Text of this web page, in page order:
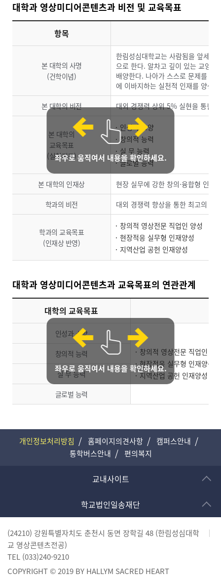
대학과 영상미디어콘텐츠과 비전 및 교육목표
항목
본 대학의 사명
(건학이념)
한림성심대학교는 사람됨을 앞세운
으로 한다. 알차고 깊이 있는 교양
배양한다. 나아가 스스로 문제를 해
에 이바지하는 실천적 인재를 양성
본 대학의 비전 대외 경쟁력 상위 5% 실현을 통한
본 대학의
교육목표
(실천지표)
인성과 소양
창의적 능력
실 무 능력
글로벌 능력
본 대학의 인재상 현장 실무에 강한 창의·융합형 인재
학과의 비전 대외 경쟁력 향상을 통한 최고의 영
학과의 교육목표
(인재상 반영)
창의적 영상전문 직업인 양성
현장적응 실무형 인재양성
지역산업 공헌 인재양성
좌우로 움직여서 내용을 확인하세요.
대학과 영상미디어콘텐츠과 교육목표의 연관관계
대학의 교육목표
인성과 소양
창의적 영상전문 직업인 양
현장적응 실무형 인재양성
지역산업 공헌 인재양성
창의적 능력
실 무 능력
글로벌 능력
좌우로 움직여서 내용을 확인하세요.
개인정보처리방침 홈페이지의견사항
캠퍼스안내
통학버스안내
편의복지
교내사이트
학교법인일송재단
(24210) 강원특별자치도 춘천시 동면 장학길 48 (한림성심대학
교 영상콘텐츠전공)
TEL (033)240-9210
COPYRIGHT © 2019 BY HALLYM SACRED HEART